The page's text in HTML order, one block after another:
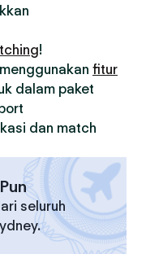
!
fitur
dalam paket
dan match
seluruh